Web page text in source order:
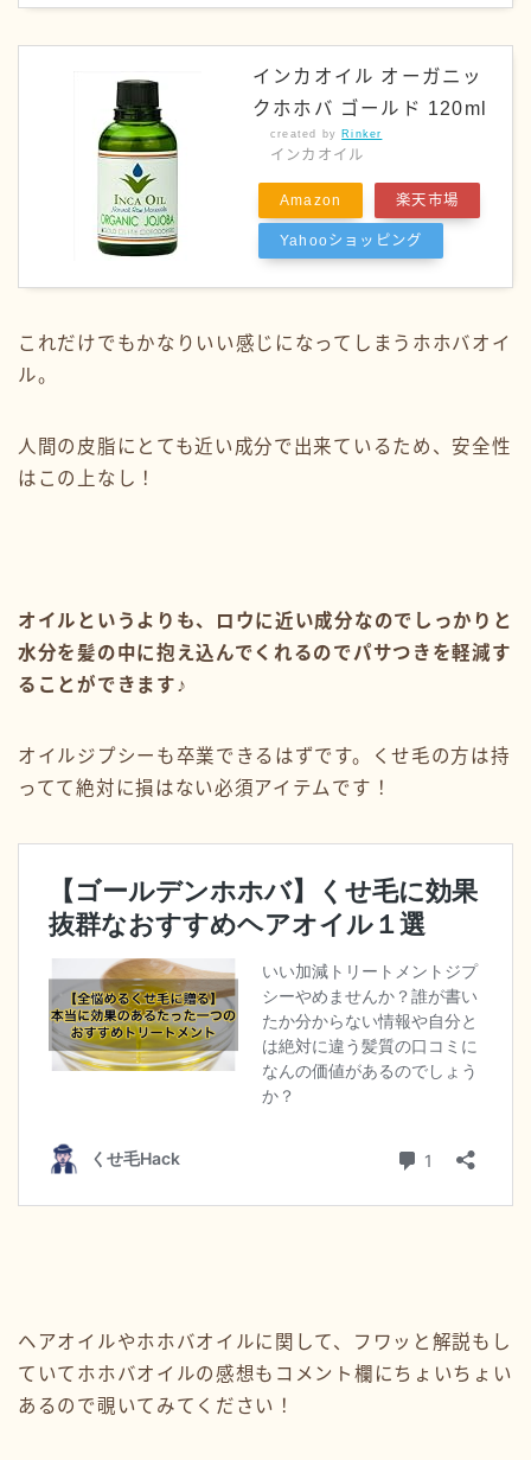
インカオイル オーガニッ
クホホバ ゴールド 120ml
created by Rinker
インカオイル
Amazon 楽天市場
Yahooショッピング
これだけでもかなりいい感じになってしまうホホバオイ
ル。
人間の皮脂にとても近い成分で出来ているため、安全性
はこの上なし！
オイルというよりも、ロウに近い成分なのでしっかりと
水分を髪の中に抱え込んでくれるのでパサつきを軽減す
ることができます♪
オイルジプシーも卒業できるはずです。くせ毛の方は持
ってて絶対に損はない必須アイテムです！
ヘアオイルやホホバオイルに関して、フワッと解説もし
ていてホホバオイルの感想もコメント欄にちょいちょい
あるので覗いてみてください！